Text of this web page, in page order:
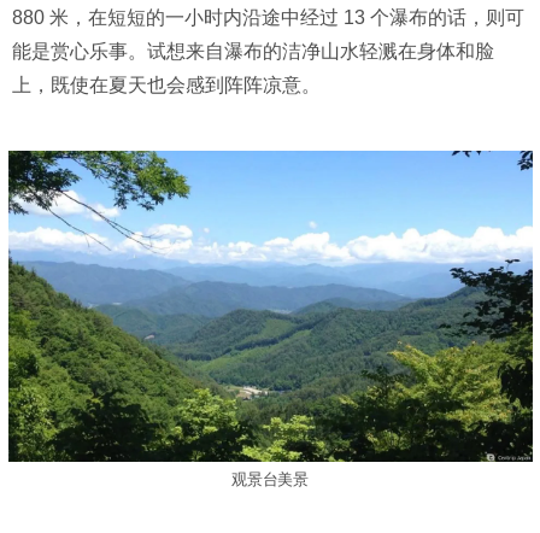
880 米，在短短的一小时内沿途中经过 13 个瀑布的话，则可
能是赏心乐事。试想来自瀑布的洁净山水轻溅在身体和脸
上，既使在夏天也会感到阵阵凉意。
观景台美景